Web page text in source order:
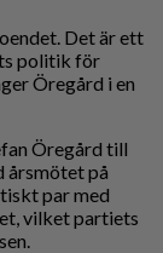
Det är ett
politik för
Öregård i en
Öregård till
årsmötet på
par med
vilket partiets